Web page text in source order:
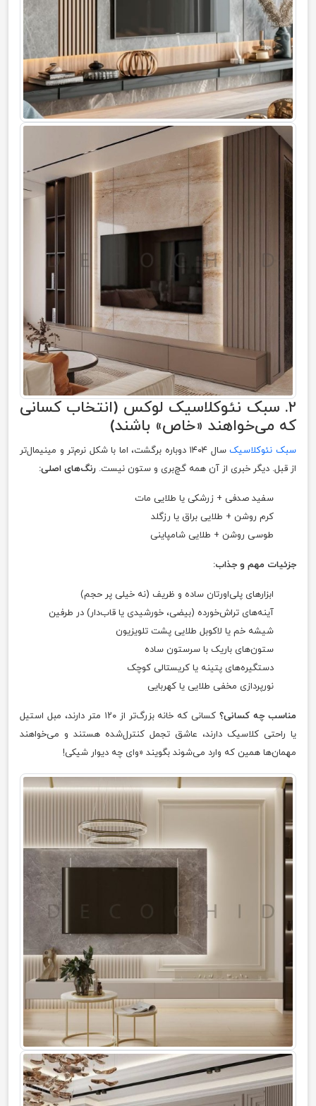
۲. سبک نئوکلاسیک لوکس (انتخاب کسانی
که می‌خواهند «خاص» باشند)
سبک نئوکلاسیک
سال ۱۴۰۴ دوباره برگشت، اما با شکل نرم‌تر و مینیمال‌تر
از قبل. دیگر خبری از آن همه گچ‌بری و ستون نیست. رنگ‌های اصلی:
سفید صدفی + زرشکی یا طلایی مات
کرم روشن + طلایی براق یا رزگلد
طوسی روشن + طلایی شامپاینی
جزئیات مهم و جذاب:
ابزارهای پلی‌اورتان ساده و ظریف (نه خیلی پر حجم)
آینه‌های تراش‌خورده (بیضی، خورشیدی یا قاب‌دار) در طرفین
شیشه خم یا لاکوبل طلایی پشت تلویزیون
ستون‌های باریک با سرستون ساده
دستگیره‌های پتینه یا کریستالی کوچک
نورپردازی مخفی طلایی یا کهربایی
مناسب چه کسانی؟
کسانی که خانه بزرگ‌تر از ۱۲۰ متر دارند، مبل استیل
یا راحتی کلاسیک دارند، عاشق تجمل کنترل‌شده هستند و می‌خواهند
مهمان‌ها همین که وارد می‌شوند بگویند «وای چه دیوار شیکی!